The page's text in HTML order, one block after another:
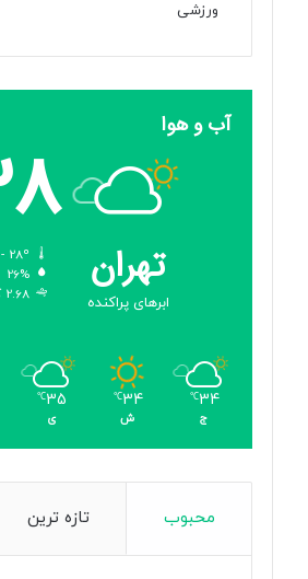
ورزشی
آب و هوا
تهران
ابرهای پراکنده
26%
2.68 کیلومتر
34
℃
ج
34
℃
ش
35
℃
ی
محبوب تازه ترین